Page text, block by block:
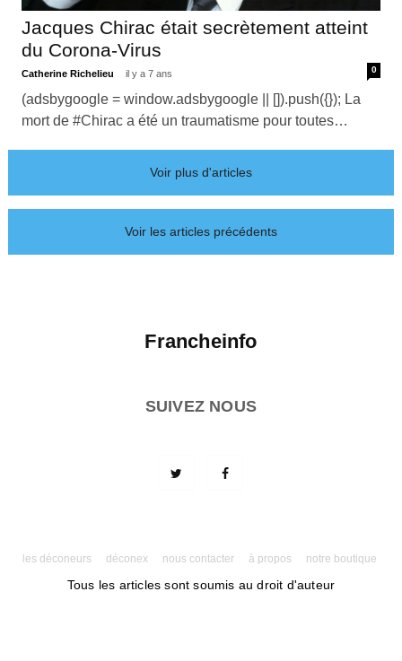
Jacques Chirac était secrètement atteint
du Corona-Virus
Catherine Richelieu il y a 7 ans 0
(adsbygoogle = window.adsbygoogle || []).push({}); La
mort de #Chirac a été un traumatisme pour toutes…
Voir plus d'articles
Voir les articles précédents
Francheinfo
SUIVEZ NOUS
les déconeurs déconex nous contacter à propos notre boutique
Tous les articles sont soumis au droit d'auteur